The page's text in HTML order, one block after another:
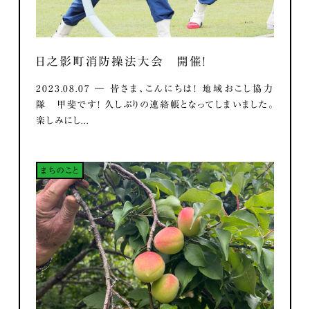
日之影町消防操法大会 開催！
2023.08.07 ― 皆さま、こんにちは！ 地域おこし協力
隊 甲斐です！ 久しぶりの連絡帳となってしまいました。
楽しみにし...
まちのこと